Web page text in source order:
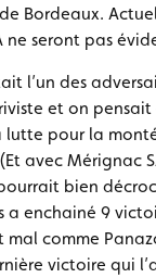
Bordeaux.
ne seront pas
l’un des
et on pensait
lutte pour la
avec Mérignac
bien
a enchainé 9
mal comme
victoire qui